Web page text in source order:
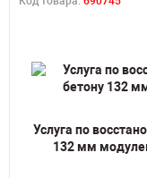
Услуга по
132 мм